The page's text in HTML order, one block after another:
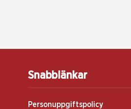
Snabblänkar
Personuppgiftspolicy